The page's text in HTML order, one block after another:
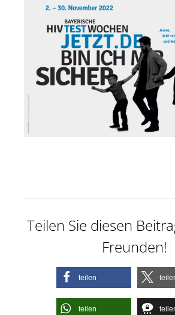
Teilen Sie diesen
Freunden!
teilen
teilen